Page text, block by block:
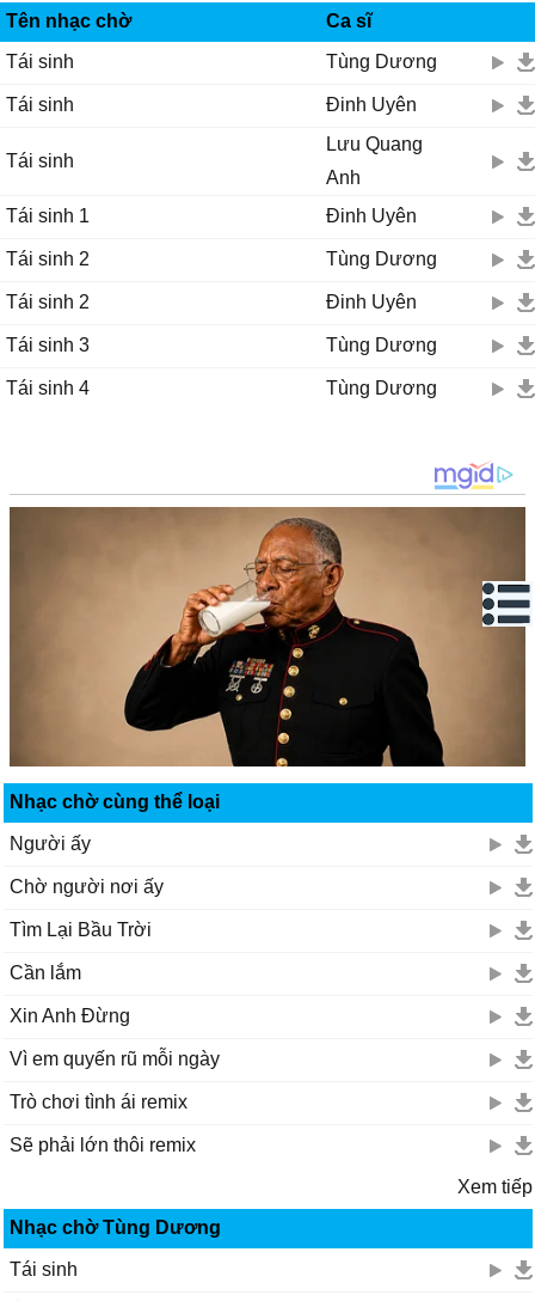
Tên nhạc chờ
Ca sĩ
Tái sinh
Tùng Dương
Tái sinh Đinh Uyên
Tái sinh
Lưu Quang
Anh
Tái sinh 1
Đinh Uyên
Tái sinh 2 Tùng Dương
Tái sinh 2 Đinh Uyên
Tái sinh 3 Tùng Dương
Tái sinh 4 Tùng Dương
Nhạc chờ cùng thể loại
Người ấy
Chờ người nơi ấy
Tìm Lại Bầu Trời
Cần lắm
Xin Anh Đừng
Vì em quyến rũ mỗi ngày
Trò chơi tình ái remix
Sẽ phải lớn thôi remix
Xem tiếp
Nhạc chờ Tùng Dương
Tái sinh